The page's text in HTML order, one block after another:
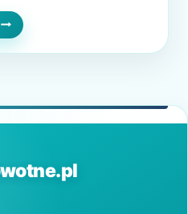
leczenia. Tylko czy
odwrócić?
leży w rejonie
CZY